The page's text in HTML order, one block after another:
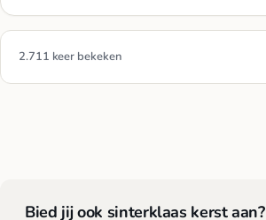
2.711 keer bekeken
Bied jij ook sinterklaas kerst aan?